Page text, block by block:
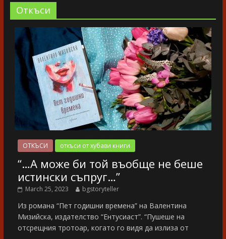
Oткъси
ОТКЪСИ откъси от хубави книги
“…А може би той въобще не беше
истински съпруг…”
March 25, 2023 bgstoryteller
Из романа “Пет годишни времена” на Валентина
Мизийска, издателство “Ентусиаст”. “Пушеше на
отсрещния тротоар, когато го видя да излиза от